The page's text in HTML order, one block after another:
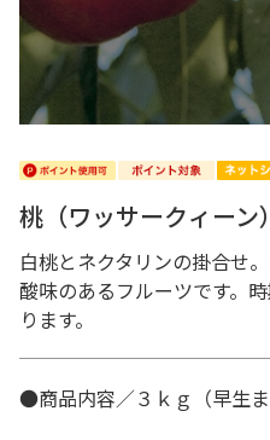
桃（ワッサークィー
白桃とネクタリンの掛合せ
酸味のあるフルーツです。
ります。
●商品内容／３ｋｇ（早生